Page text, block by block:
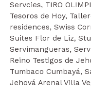
Servcies, TIRO
Tesoros de Hoy,
residences, Swiss
Suites Flor de Liz,
Servimangueras,
Reino Testigos de
Tumbaco Cumbayá,
Jehová Arenal Villa